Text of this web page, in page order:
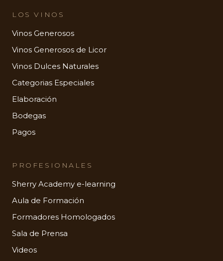
LOS VINOS
Vinos Generosos
Vinos Generosos de Licor
Vinos Dulces Naturales
Categorias Especiales
Elaboración
Bodegas
Pagos
PROFESIONALES
Sherry Academy e-learning
Aula de Formación
Formadores Homologados
Sala de Prensa
Videos